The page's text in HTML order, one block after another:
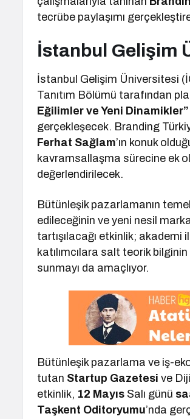
tecrübe paylaşımı
İstanbul Gelişim
İstanbul Gelişim Üniversitesi
Tanıtım Bölümü tarafından
Eğilimler ve Yeni Dinamikler”
gerçekleşecek. Branding
Ferhat Sağlam’ın konuk
kavramsallaşma sürecine ek
değerlendirilecek.
Bütünleşik pazarlamanın
edileceğinin ve yeni nesil
tartışılacağı etkinlik;
katılımcılara salt teorik
sunmayı da amaçlıyor.
Bütünleşik pazarlama ve iş-
tutan Startup Gazetesi ve
etkinlik, 12 Mayıs Salı günü
Taşkent Oditoryumu’nda